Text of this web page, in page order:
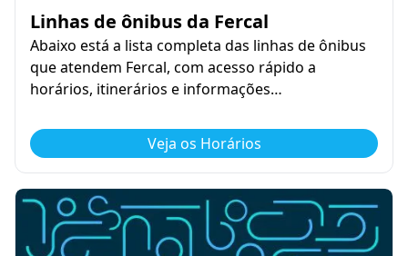
Linhas de ônibus da Fercal
Abaixo está a lista completa das linhas de ônibus
que atendem Fercal, com acesso rápido a
horários, itinerários e informações…
Veja os Horários